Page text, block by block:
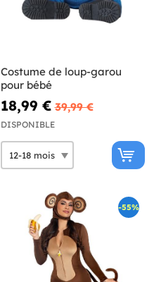
Costume de loup-garou
pour bébé
18,99 € 39,99 €
DISPONIBLE
-55%